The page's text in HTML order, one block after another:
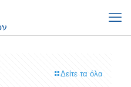
Δείτε τα όλα